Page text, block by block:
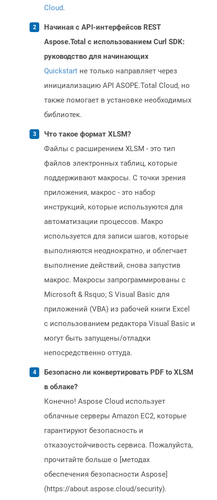
Cloud.
Начиная с API-интерфейсов REST
Aspose.Total с использованием Curl SDK:
руководство для начинающих
Quickstart не только направляет через
инициализацию API ASOPE.Total Cloud, но
также помогает в установке необходимых
библиотек.
Что такое формат XLSM?
Файлы с расширением XLSM - это тип
файлов электронных таблиц, которые
поддерживают макросы. С точки зрения
приложения, макрос - это набор
инструкций, которые используются для
автоматизации процессов. Макро
используется для записи шагов, которые
выполняются неоднократно, и облегчает
выполнение действий, снова запустив
макрос. Макросы запрограммированы с
Microsoft & Rsquo; S Visual Basic для
приложений (VBA) из рабочей книги Excel
с использованием редактора Visual Basic и
могут быть запущены/отладки
непосредственно оттуда.
Безопасно ли конвертировать PDF to XLSM
в облаке?
Конечно! Aspose Cloud использует
облачные серверы Amazon EC2, которые
гарантируют безопасность и
отказоустойчивость сервиса. Пожалуйста,
прочитайте больше о [методах
обеспечения безопасности Aspose]
(https://about.aspose.cloud/security).